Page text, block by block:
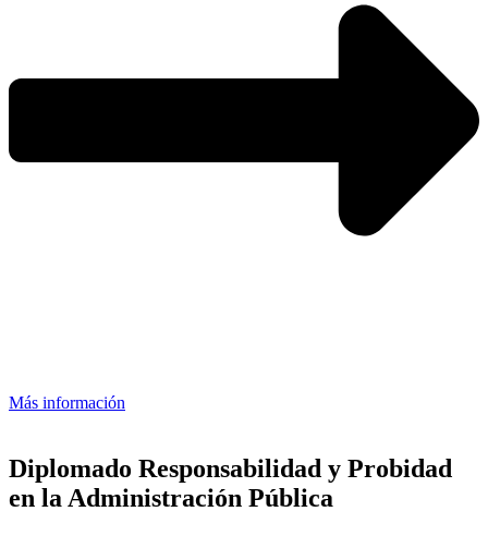
Más información
Diplomado Responsabilidad y Probidad
en la Administración Pública